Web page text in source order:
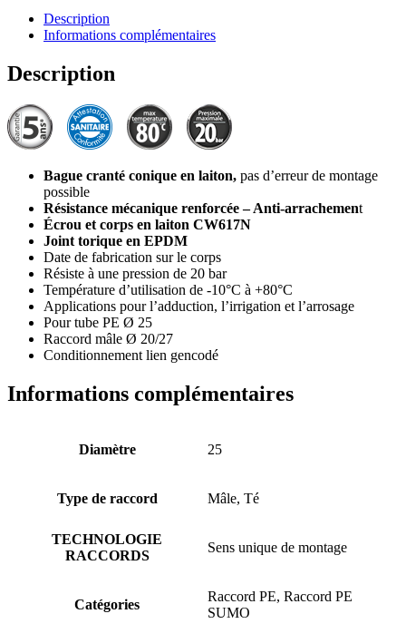
Description
Informations complémentaires
Description
Bague cranté conique en laiton, pas d’erreur de montage
possible
Résistance mécanique renforcée – Anti-arrachement
Écrou et corps en laiton CW617N
Joint torique en EPDM
Date de fabrication sur le corps
Résiste à une pression de 20 bar
Température d’utilisation de -10°C à +80°C
Applications pour l’adduction, l’irrigation et l’arrosage
Pour tube PE Ø 25
Raccord mâle Ø 20/27
Conditionnement lien gencodé
Informations complémentaires
Diamètre 25
Type de raccord Mâle, Té
TECHNOLOGIE
RACCORDS
Sens unique de montage
Catégories
Raccord PE, Raccord PE
SUMO